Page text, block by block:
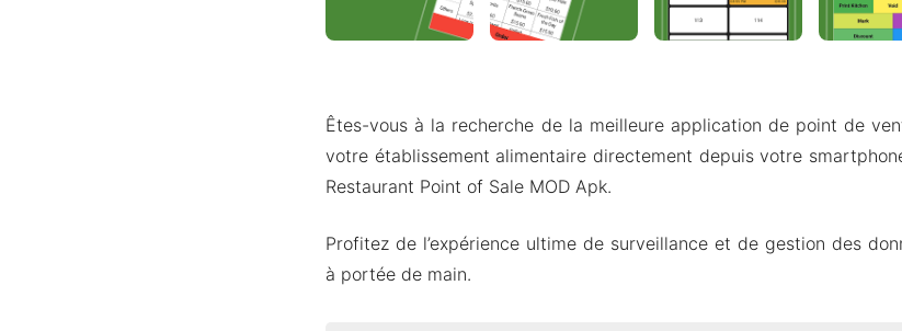
Êtes-vous à la recherche de la meilleure application de point de
votre établissement alimentaire directement depuis votre
Restaurant Point of Sale MOD Apk.
Profitez de l’expérience ultime de surveillance et de gestion des
à portée de main.